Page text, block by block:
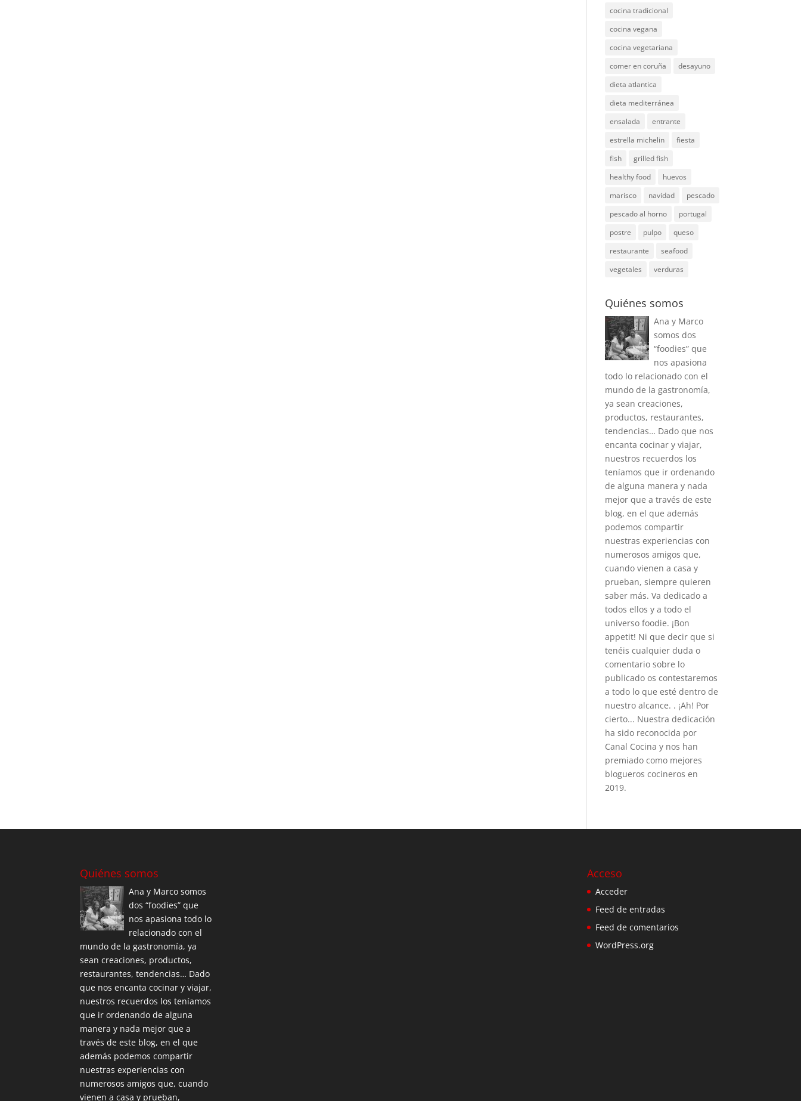
cocina tradicional
cocina vegana
cocina vegetariana
comer en coruña
desayuno
dieta atlantica
dieta mediterránea
ensalada
entrante
estrella michelin
fiesta
fish
grilled fish
healthy food
huevos
marisco
navidad
pescado
pescado al horno
portugal
postre
pulpo
queso
restaurante
seafood
vegetales
verduras
Quiénes somos
Ana y Marco
somos dos
“foodies” que
nos apasiona
todo lo relacionado con el
mundo de la gastronomía,
ya sean creaciones,
productos, restaurantes,
tendencias… Dado que nos
encanta cocinar y viajar,
nuestros recuerdos los
teníamos que ir ordenando
de alguna manera y nada
mejor que a través de este
blog, en el que además
podemos compartir
nuestras experiencias con
numerosos amigos que,
cuando vienen a casa y
prueban, siempre quieren
saber más. Va dedicado a
todos ellos y a todo el
universo foodie. ¡Bon
appetit! Ni que decir que si
tenéis cualquier duda o
comentario sobre lo
publicado os contestaremos
a todo lo que esté dentro de
nuestro alcance. . ¡Ah! Por
cierto... Nuestra dedicación
ha sido reconocida por
Canal Cocina y nos han
premiado como mejores
blogueros cocineros en
2019.
Quiénes somos
Ana y Marco somos
dos “foodies” que
nos apasiona todo lo
relacionado con el
mundo de la gastronomía, ya
sean creaciones, productos,
restaurantes, tendencias… Dado
que nos encanta cocinar y viajar,
nuestros recuerdos los teníamos
que ir ordenando de alguna
manera y nada mejor que a
través de este blog, en el que
además podemos compartir
nuestras experiencias con
numerosos amigos que, cuando
vienen a casa y prueban,
Acceso
Acceder
Feed de entradas
Feed de comentarios
WordPress.org